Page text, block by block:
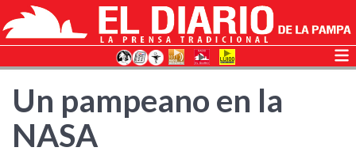
Un pampeano en la
NASA